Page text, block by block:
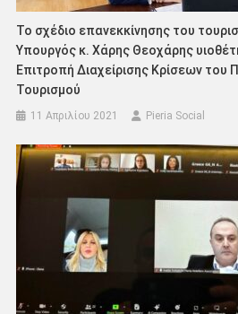
Το σχέδιο επανεκκίνησης του
Υπουργός κ. Χάρης Θεοχάρης
Επιτροπή Διαχείρισης Κρίσεων του
Τουρισμού
11 Απριλίου 2021 Pieria Social